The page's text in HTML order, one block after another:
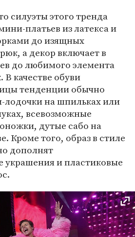
силуэты этого тренда
платьев из латекса и
до изящных
а декор включает в
до любимого элемента
качестве обуви
тенденции обычно
на шпильках или
всевозможные
дутые сабо на
Кроме того, образ в стиле
дополнят
украшения и пластиковые